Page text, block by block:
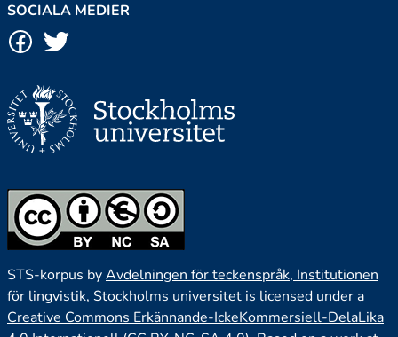
SOCIALA MEDIER
STS-korpus byAvdelningen för teckenspråk, Institutionen
för lingvistik, Stockholms universitet is licensed under a
Creative Commons Erkännande-IckeKommersiell-DelaLika